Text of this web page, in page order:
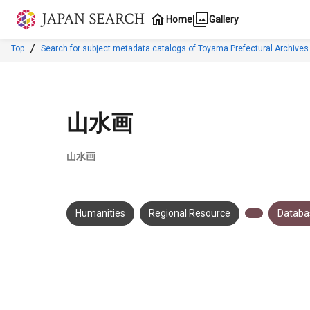
Jump to main content
Home Gallery
Top Search for subject metadata catalogs of Toyama Prefectural Archives
山水画
山水画
Humanities Regional Resource